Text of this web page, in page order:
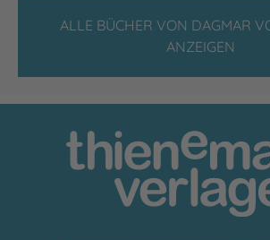
ALLE BÜCHER VON DAGMAR
ANZEIGEN